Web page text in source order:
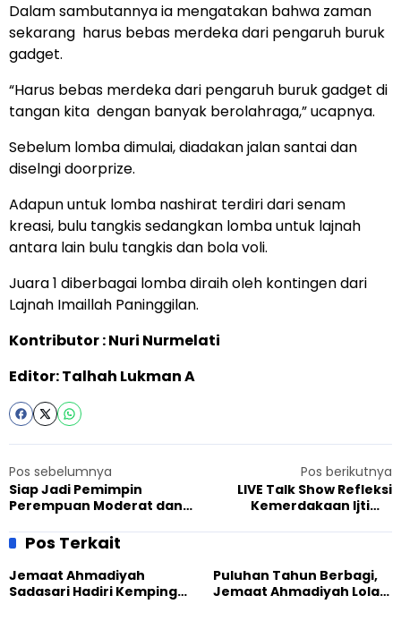
Dalam sambutannya ia mengatakan bahwa zaman
sekarang harus bebas merdeka dari pengaruh buruk
gadget.
“Harus bebas merdeka dari pengaruh buruk gadget di
tangan kita dengan banyak berolahraga,” ucapnya.
Sebelum lomba dimulai, diadakan jalan santai dan
diselngi doorprize.
Adapun untuk lomba nashirat terdiri dari senam
kreasi, bulu tangkis sedangkan lomba untuk lajnah
antara lain bulu tangkis dan bola voli.
Juara 1 diberbagai lomba diraih oleh kontingen dari
Lajnah Imaillah Paninggilan.
Kontributor : Nuri Nurmelati
Editor: Talhah Lukman A
Pos sebelumnya
Siap Jadi Pemimpin
Perempuan Moderat dan
Imaillah Bandung Raya Ikuti
Sekolah Inklusi
Pos berikutnya
LIVE Talk Show Refleksi
Kemerdakaan Ijtima
Indonesia 2024
Pos Terkait
Jemaat Ahmadiyah
Sadasari Hadiri Kemping
Puluhan Tahun Berbagi,
Jemaat Ahmadiyah Lolak